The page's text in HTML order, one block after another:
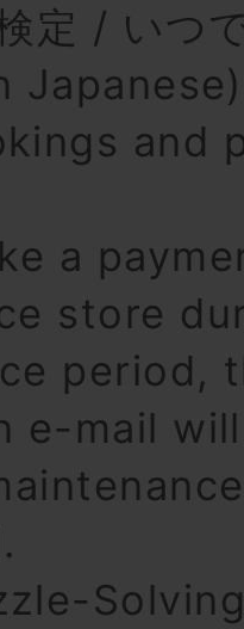
定 / いつ
Japanese)
and
a
store
period,
e-mail